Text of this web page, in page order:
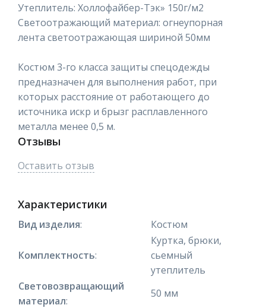
Утеплитель: Холлофайбер-Тэк» 150г/м2
Светоотражающий материал: огнеупорная
лента светоотражающая шириной 50мм
Костюм 3-го класса защиты спецодежды
предназначен для выполнения работ, при
которых расстояние от работающего до
источника искр и брызг расплавленного
металла менее 0,5 м.
Отзывы
Оставить отзыв
Характеристики
Вид изделия: Костюм
Комплектность:
Куртка, брюки,
сьемный
утеплитель
Световозвращающий
материал:
50 мм